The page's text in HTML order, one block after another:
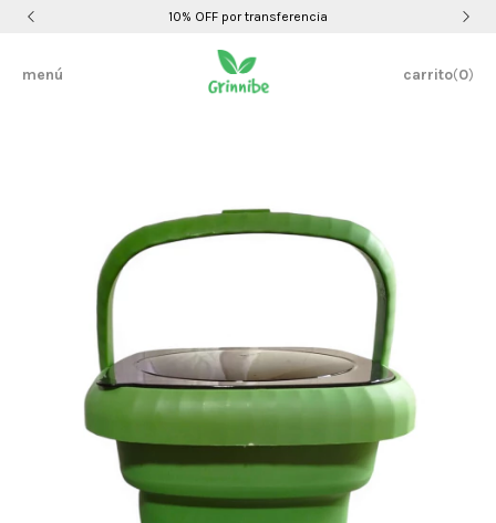
10% OFF por transferencia
menú carrito(0)